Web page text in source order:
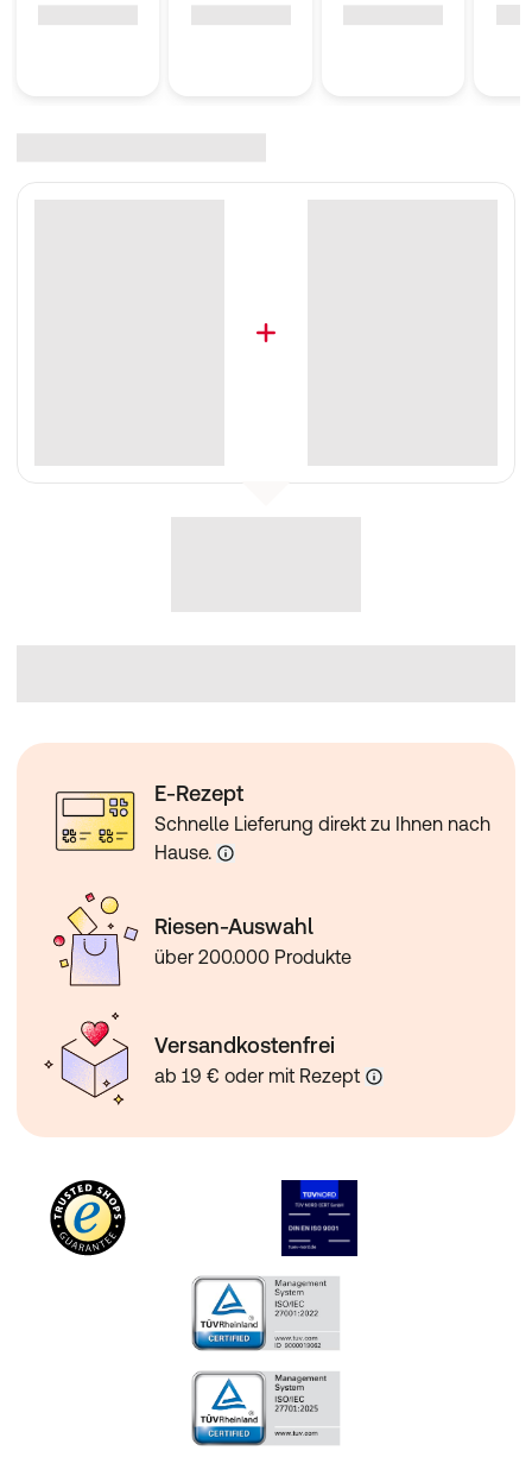
E-Rezept
Schnelle Lieferung direkt zu Ihnen nach
Hause.
Riesen-Auswahl
über 200.000 Produkte
Versandkostenfrei
ab 19 € oder mit Rezept